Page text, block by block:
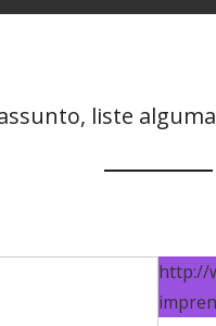
liste
http://